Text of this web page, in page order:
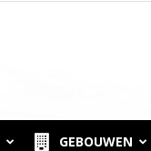
GEBOUWEN